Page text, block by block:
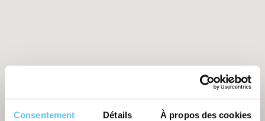
Consentement Détails À propos des cookies